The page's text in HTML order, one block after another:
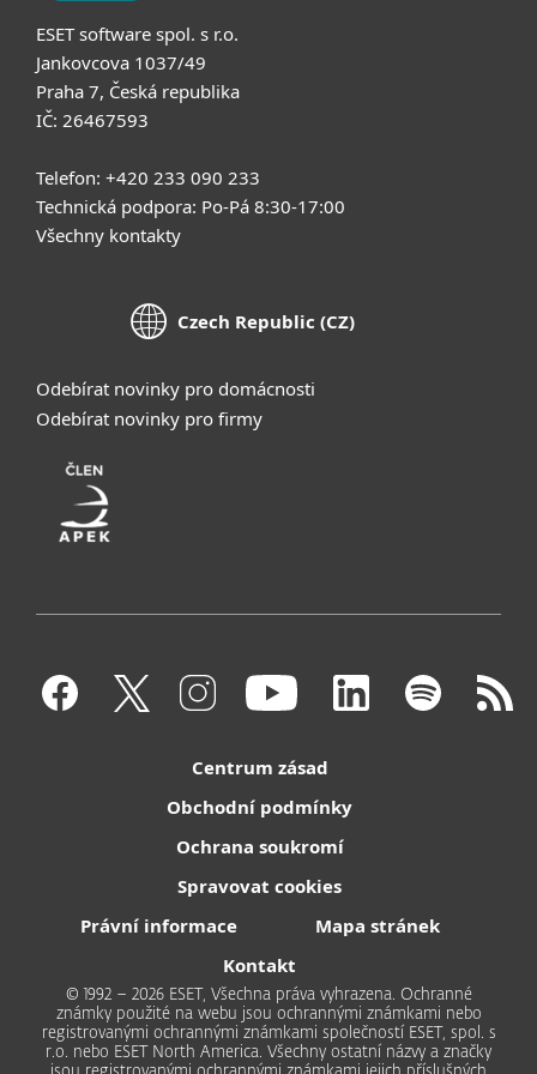
ESET software spol. s r.o.
Jankovcova 1037/49
Praha 7, Česká republika
IČ: 26467593
Telefon: +420 233 090 233
Technická podpora: Po-Pá 8:30-17:00
Všechny kontakty
Czech Republic (CZ)
Odebírat novinky pro domácnosti
Odebírat novinky pro firmy
Centrum zásad
Obchodní podmínky
Ochrana soukromí
Spravovat cookies
Právní informace
Mapa stránek
Kontakt
© 1992 – 2026 ESET, Všechna práva vyhrazena. Ochranné
známky použité na webu jsou ochrannými známkami nebo
registrovanými ochrannými známkami společností ESET, spol. s
r.o. nebo ESET North America. Všechny ostatní názvy a značky